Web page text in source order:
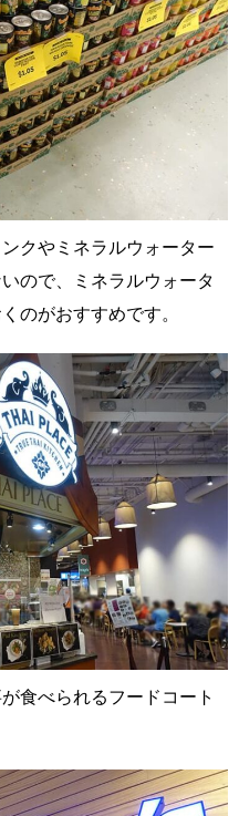
クやミネラルウォーター
ので、ミネラルウォータ
のがおすすめです。
食べられるフードコート